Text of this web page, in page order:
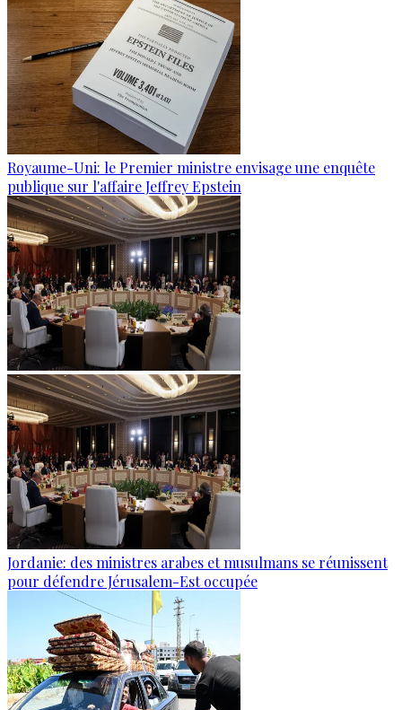
Royaume-Uni: le Premier ministre envisage une enquête
publique sur l'affaire Jeffrey Epstein
Jordanie: des ministres arabes et musulmans se réunissent
pour défendre Jérusalem-Est occupée